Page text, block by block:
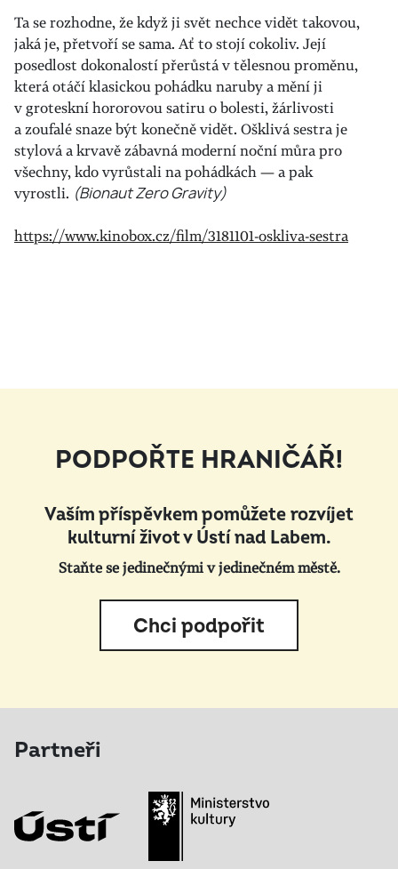
Ta se rozhodne, že když ji svět nechce vidět takovou,
jaká je, přetvoří se sama. Ať to stojí cokoliv. Její
posedlost dokonalostí přerůstá v tělesnou proměnu,
která otáčí klasickou pohádku naruby a mění ji
v groteskní hororovou satiru o bolesti, žárlivosti
a zoufalé snaze být konečně vidět. Ošklivá sestra je
stylová a krvavě zábavná moderní noční můra pro
všechny, kdo vyrůstali na pohádkách — a pak
vyrostli. (Bionaut Zero Gravity)
https://www.kinobox.cz/film/3181101-oskliva-sestra
PODPOŘTE HRANIČÁŘ!
Vaším příspěvkem pomůžete rozvíjet
kulturní život v Ústí nad Labem.
Staňte se jedinečnými v jedinečném městě.
Chci podpořit
Partneři